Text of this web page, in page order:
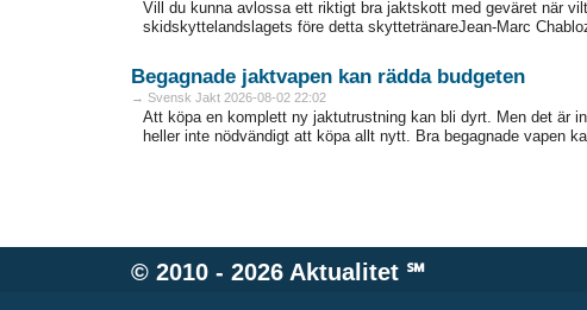
Vill du kunna avlossa ett riktigt bra jaktskott med geväret när
skidskyttelandslagets före detta skyttetränareJean-Marc
Begagnade jaktvapen kan rädda budgeten
→ Svensk Jakt 2026-08-02 22:02
Att köpa en komplett ny jaktutrustning kan bli dyrt. Men det är
heller inte nödvändigt att köpa allt nytt. Bra ­begagnade vapen
© 2010 - 2026 Aktualitet℠